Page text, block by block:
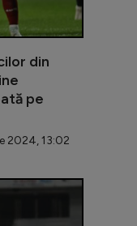
din
pe
2024, 13:02
trecut vijelie pe
Cazuri